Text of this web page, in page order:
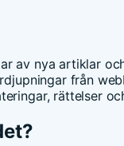
av nya artiklar
från
rättelser